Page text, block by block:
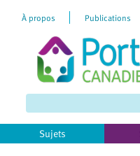
À propos Publications
Sujets